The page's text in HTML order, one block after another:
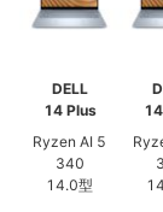
DELL
14 Plus
Ryzen AI 5
340
14.0型